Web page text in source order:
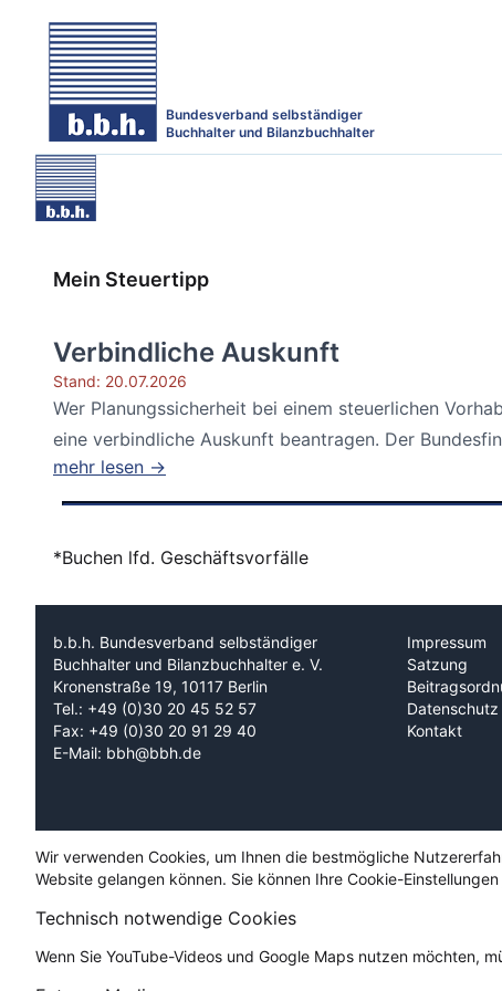
Bundesverband selbständiger
Buchhalter und Bilanzbuchhalter
Mein Steuertipp
Verbindliche Auskunft
Stand: 20.07.2026
Wer Planungssicherheit bei einem steuerlichen
eine verbindliche Auskunft beantragen. Der
mehr lesen →
*Buchen lfd. Geschäftsvorfälle
b.b.h. Bundesverband selbständiger
Buchhalter und Bilanzbuchhalter e. V.
Kronenstraße 19, 10117 Berlin
Tel.: +49 (0)30 20 45 52 57
Fax: +49 (0)30 20 91 29 40
E-Mail: bbh@bbh.de
Impressum
Satzung
Datenschutz
Kontakt
Wir verwenden Cookies, um Ihnen die bestmögliche
Website gelangen können. Sie können Ihre Cookie-
Technisch notwendige Cookies
Wenn Sie YouTube-Videos und Google Maps nutzen möchten,